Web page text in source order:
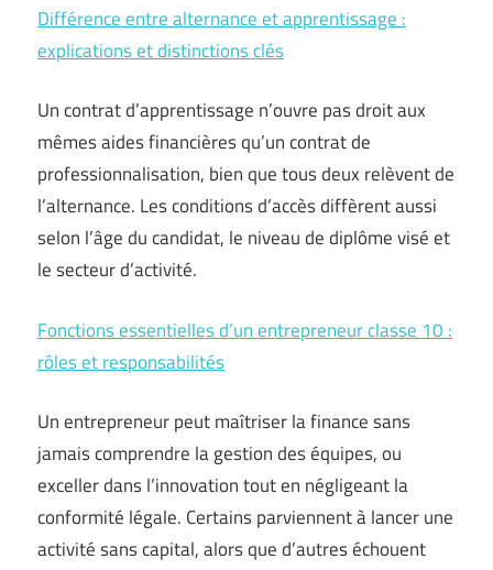
Différence entre alternance et apprentissage :
explications et distinctions clés
Un contrat d’apprentissage n’ouvre pas droit aux
mêmes aides financières qu’un contrat de
professionnalisation, bien que tous deux relèvent de
l’alternance. Les conditions d’accès diffèrent aussi
selon l’âge du candidat, le niveau de diplôme visé et
le secteur d’activité.
Fonctions essentielles d’un entrepreneur classe 10 :
rôles et responsabilités
Un entrepreneur peut maîtriser la finance sans
jamais comprendre la gestion des équipes, ou
exceller dans l’innovation tout en négligeant la
conformité légale. Certains parviennent à lancer une
activité sans capital, alors que d’autres échouent